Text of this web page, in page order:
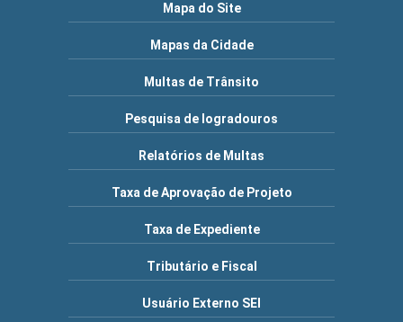
Mapa do Site
Mapas da Cidade
Multas de Trânsito
Pesquisa de logradouros
Relatórios de Multas
Taxa de Aprovação de Projeto
Taxa de Expediente
Tributário e Fiscal
Usuário Externo SEI